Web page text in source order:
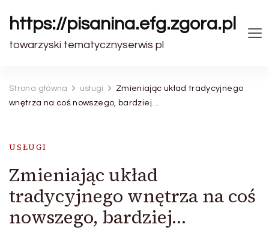
https://pisanina.efg.zgora.pl
towarzyski tematycznyserwis pl
Strona główna usługi
Zmieniając układ tradycyjnego
wnętrza na coś nowszego, bardziej…
USŁUGI
Zmieniając układ
tradycyjnego wnętrza na coś
nowszego, bardziej…